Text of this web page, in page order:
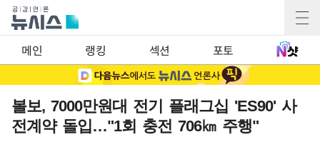
메인 랭킹 섹션 포토
볼보, 7000만원대 전기 플래그십 'ES90' 사
전계약 돌입…"1회 충전 706㎞ 주행"